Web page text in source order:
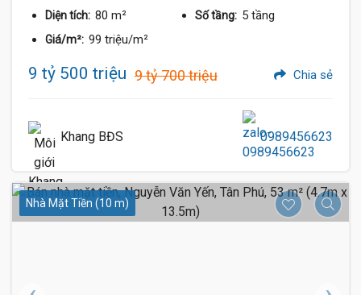
Diện tích: 80 m² Số tầng: 5 tầng
Giá/m²: 99 triệu/m²
9 tỷ 500 triệu 9 tỷ 700 triệu Chia sẻ
Khang BĐS 0989456623
Nhà Mặt Tiền (10 m)